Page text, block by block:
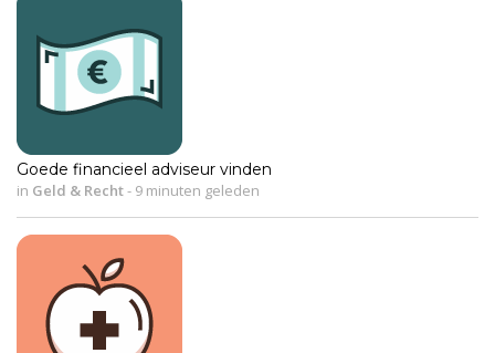
Goede financieel adviseur vinden
in Geld & Recht- 9 minuten geleden